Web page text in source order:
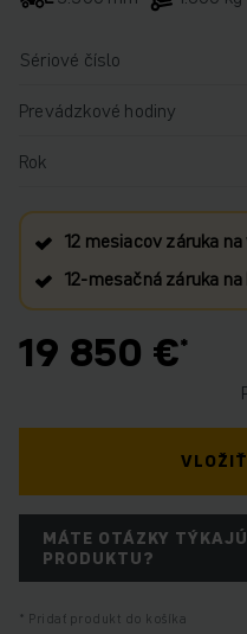
Sériové číslo
Prevádzkové hodiny
Rok
12 mesiacov záruka
12‑mesačná záruka
19 850 €
MÁTE OTÁZKY
PRODUKTU?
Pridať produkt do košíka